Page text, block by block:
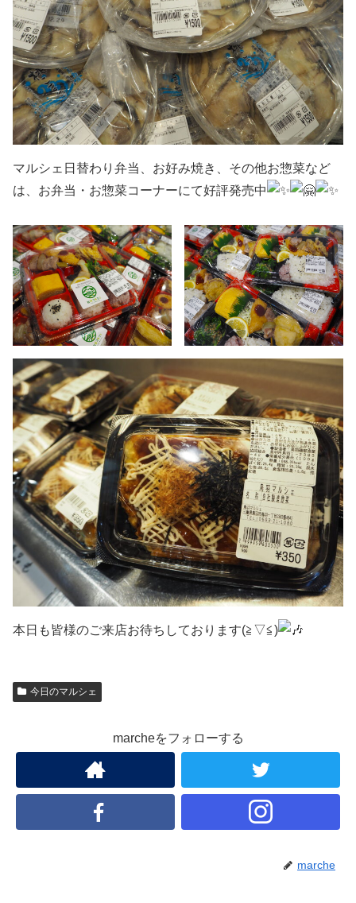
マルシェ日替わり弁当、お好み焼き、その他お惣菜など
は、お弁当・お惣菜コーナーにて好評発売中
本日も皆様のご来店お待ちしております(≧▽≦)
今日のマルシェ
marcheをフォローする
marche